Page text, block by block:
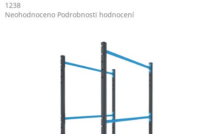
1238
Průměrné
Neohodnoceno Podrobnosti hodnocení